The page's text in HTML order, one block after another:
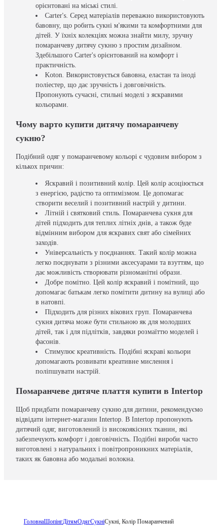
орієнтовані на міські стилі.
Carter's. Серед матеріалів переважно використовують
бавовну, що робить сукні м'якими та комфортними для
дітей. У їхніх колекціях можна знайти милу, зручну
помаранчеву дитячу сукню з простим дизайном.
Здебільшого Carter's орієнтований на комфорт і
практичність.
Koton. Використовується бавовна, еластан та іноді
поліестер, що дає зручність і довговічність.
Пропонують сучасні, стильні моделі з яскравими
кольорами.
Чому варто купити дитячу помаранчеву
сукню?
Подібний одяг у помаранчевому кольорі є чудовим вибором з
кількох причин:
Яскравий і позитивний колір. Цей колір асоціюється
з енергією, радістю та оптимізмом. Це допомагає
створити веселий і позитивний настрій у дитини.
Літній і святковий стиль. Помаранчева сукня для
дітей підходить для теплих літніх днів, а також буде
відмінним вибором для яскравих свят або сімейних
заходів.
Універсальність у поєднаннях. Такий колір можна
легко поєднувати з різними аксесуарами та взуттям, що
дає можливість створювати різноманітні образи.
Добре помітно. Цей колір яскравий і помітний, що
допомагає батькам легко помітити дитину на вулиці або
в натовпі.
Підходить для різних вікових груп. Помаранчева
сукня дитяча може бути стильною як для молодших
дітей, так і для підлітків, завдяки розмаїттю моделей і
фасонів.
Стимулює креативність. Подібні яскраві кольори
допомагають розвивати креативне мислення і
поліпшувати настрій.
Помаранчеве дитяче плаття купити в Intertop
Щоб придбати помаранчеву сукню для дитини, рекомендуємо
відвідати інтернет-магазин Intertop. В Intertop пропонують
дитячий одяг, виготовлений із високоякісних тканин, які
забезпечують комфорт і довговічність. Подібні вироби часто
виготовлені з натуральних і повітропроникних матеріалів,
таких як бавовна або модальні волокна.
ГоловнаШопінгДітямОдягСукніСукні, Колір Помаранчевий